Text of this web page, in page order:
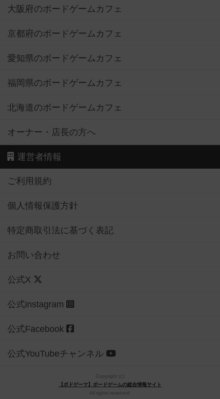
大阪府のボードゲームカフェ
京都府のボードゲームカフェ
愛知県のボードゲームカフェ
福岡県のボードゲームカフェ
北海道のボードゲームカフェ
オーナー・店長の方へ
運営者情報
ご利用規約
個人情報保護方針
特定商取引法に基づく表記
お問い合わせ
公式X
公式instagram
公式Facebook
公式YouTubeチャンネル
Copyright (c)
【ボドゲーマ】ボードゲームの総合情報サイト
All rights reserved.